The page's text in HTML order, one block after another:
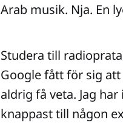
Arab musik. Nja. En
Studera till
Google fått för sig
aldrig få veta. Jag
knappast till någon